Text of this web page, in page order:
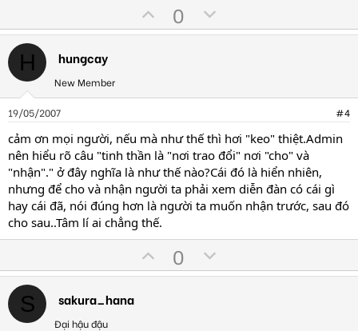
p
e
0
o
o
t
e
H hungcay
New Member
19/05/2007 #4
cảm ơn mọi người, nếu mà như thế thì hơi "keo" thiệt.Admin
nên hiểu rõ câu "tinh thần là "nơi trao đổi" nơi "cho" và
"nhận"." ở đây nghĩa là như thế nào?Cái đó là hiển nhiên,
nhưng để cho và nhận người ta phải xem diễn đàn có cái gì
hay cái đã, nói đúng hơn là người ta muốn nhận trước, sau đó
cho sau..Tâm lí ai chẳng thế.
p
0
o
S sakura_hana
Đại hậu đậu